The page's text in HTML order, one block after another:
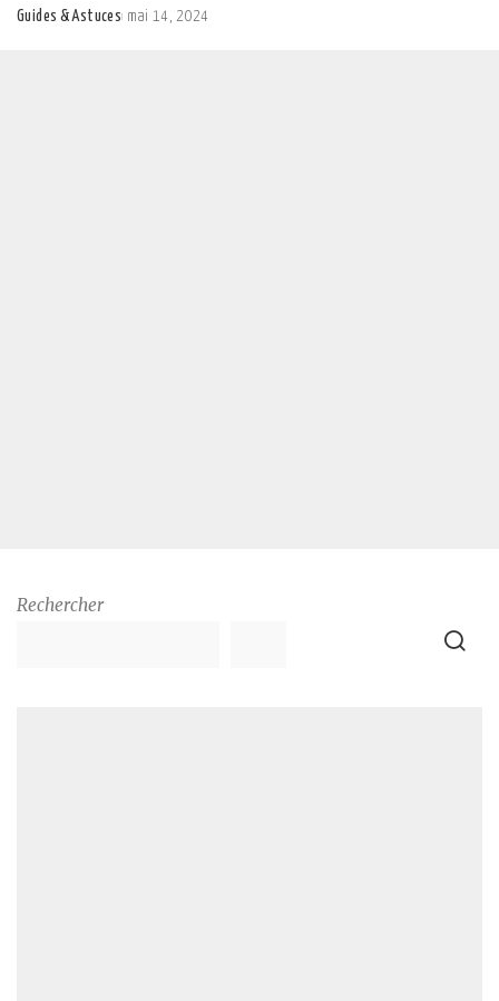
Guides & Astuces mai 14, 2024
Rechercher